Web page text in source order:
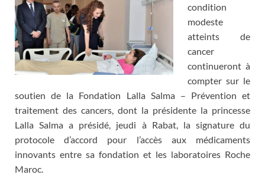
condition
modeste
atteints de
cancer
continueront à
compter sur le
soutien de la Fondation Lalla Salma – Prévention et
traitement des cancers, dont la présidente la princesse
Lalla Salma a présidé, jeudi à Rabat, la signature du
protocole d’accord pour l’accès aux médicaments
innovants entre sa fondation et les laboratoires Roche
Maroc.